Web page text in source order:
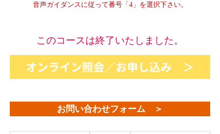
音声ガイダンスに従って番号「4」を選択下さい。
このコースは終了いたしました。
お問い合わせフォーム ＞